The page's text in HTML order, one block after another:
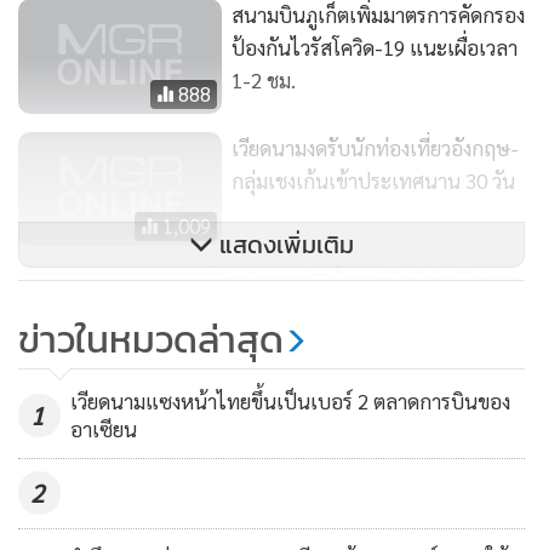
888
สนามบินภูเก็ตเพิ่มมาตรการคัดกรอง
ป้องกันไวรัสโควิด-19 แนะเผื่อเวลา
1-2 ชม.
1,009
เวียดนามงดรับนักท่องเที่ยวอังกฤษ-
กลุ่มเชงเก้นเข้าประเทศนาน 30 วัน
1,757
“ประยุทธ์” ย้ำศูนย์กักกันไม่ปิด ชม
ช่วยไม่ได้
แสดงเพิ่มเติม
ข่าวในหมวดล่าสุด
1
เวียดนามแซงหน้าไทยขึ้นเป็นเบอร์ 2 ตลาดการบินของ
อาเซียน
2